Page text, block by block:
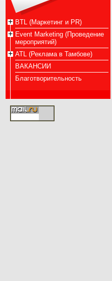
BTL (Маркетинг и PR)
Event Marketing (Проведение
мероприятий)
ATL (Реклама в Тамбове)
ВАКАНСИИ
Благотворительность